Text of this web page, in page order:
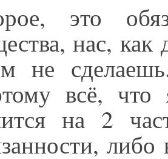
это
нас,
не
всё, что
на 2